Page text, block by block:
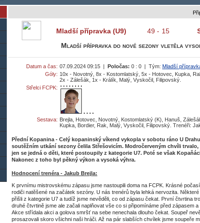
Připojte
Mladší přípravka (U9) 49 - 15
Mladší přípravka do nové sezony vletěla
Datum a čas: 07.09.2024 09:15 | Poločas: 0 : 0 | Tým: Mladší
Góly: 10x - Novotný, 8x - Kostomlatský, 5x - Hotovec, Kupka,
2x - Zálešák, 1x - Králík, Malý, Vyskočil, Filipovský.
Střelci FCPK:
Sestava: Brejla, Hotovec, Novotný, Kostomlatský (K), Hanuš,
Kupka, Bordier, Rak, Malý, Vyskočil, Filipovský. Trenéři:
Přední Kopanina - Celý kopaninský víkend vykopla v sobotu ráno U
soutěžním utkání sezony čelila Střešovicím. Modročerveným chvíli
jen se jedná o děti, které postoupily z kategorie U7. Poté se však
Nakonec z toho byl pěkný výkon a vysoká výhra.
Hodnocení trenéra - Jakub Brejla:
K prvnímu mistrovskému zápasu jsme nastoupili doma na FCPK. Krásné
rodiči natěšené na začátek sezóny. U nás trenérů byla lehká nervozita.
přišli z kategorie U7 a tudíž jsme nevěděli, co od zápasu čekat. První čtvrtina
druhé čtvrtině jsme ale začali naplňovat vše co si připomínáme před zápasem
Akce střídala akci a golova smršť na sebe nenechala dlouho čekat. Soupeř
prosazovali skoro všichni naši hráči. Až na pár slabších chvílek jsme soupeře